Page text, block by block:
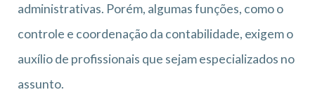
administrativas. Porém, algumas funções, como o
controle e coordenação da contabilidade, exigem o
auxílio de profissionais que sejam especializados no
assunto.